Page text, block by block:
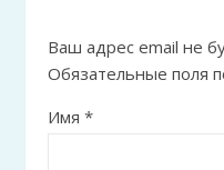
Ваш адрес email не
Обязательные поля
Имя *